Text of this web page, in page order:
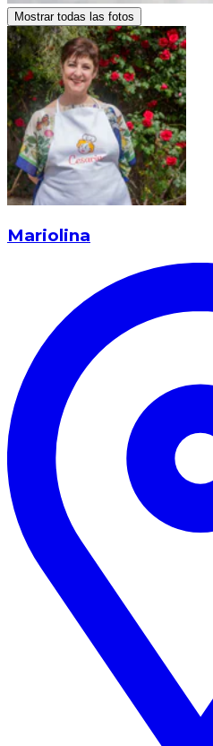
Mostrar todas las fotos
Mariolina